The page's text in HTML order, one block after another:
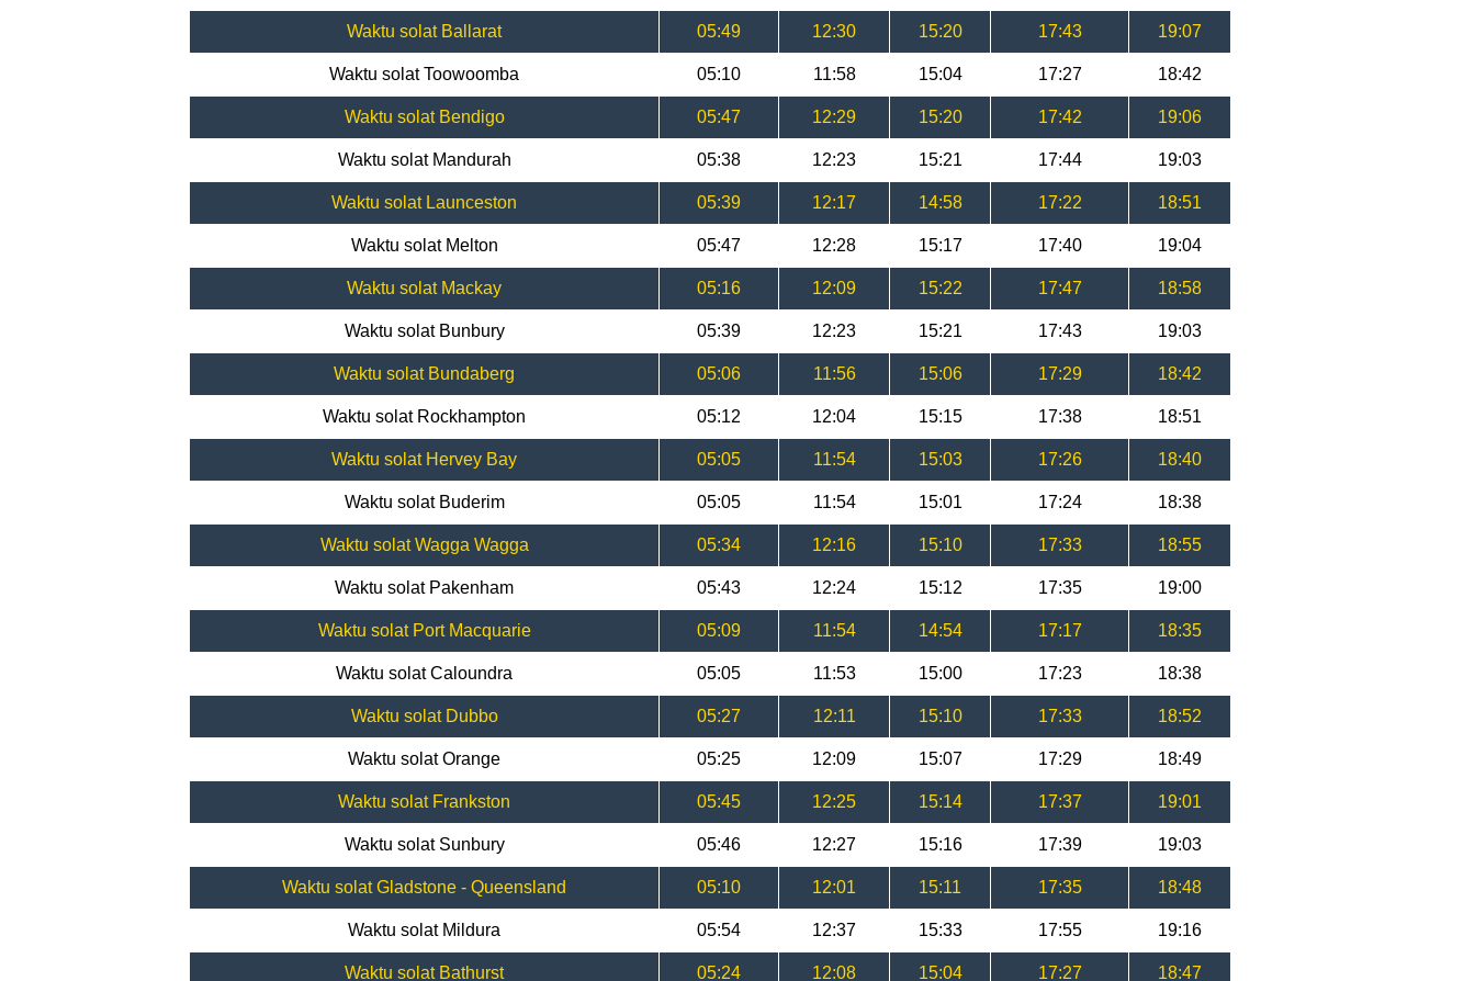
Waktu solat Ballarat 05:49 12:30 15:20 17:43 19:07
Waktu solat Toowoomba 05:10 11:58 15:04 17:27 18:42
Waktu solat Bendigo 05:47 12:29 15:20 17:42 19:06
Waktu solat Mandurah 05:38 12:23 15:21 17:44 19:03
Waktu solat Launceston 05:39 12:17 14:58 17:22 18:51
Waktu solat Melton 05:47 12:28 15:17 17:40 19:04
Waktu solat Mackay 05:16 12:09 15:22 17:47 18:58
Waktu solat Bunbury 05:39 12:23 15:21 17:43 19:03
Waktu solat Bundaberg 05:06 11:56 15:06 17:29 18:42
Waktu solat Rockhampton 05:12 12:04 15:15 17:38 18:51
Waktu solat Hervey Bay 05:05 11:54 15:03 17:26 18:40
Waktu solat Buderim 05:05 11:54 15:01 17:24 18:38
Waktu solat Wagga Wagga 05:34 12:16 15:10 17:33 18:55
Waktu solat Pakenham 05:43 12:24 15:12 17:35 19:00
Waktu solat Port Macquarie 05:09 11:54 14:54 17:17 18:35
Waktu solat Caloundra 05:05 11:53 15:00 17:23 18:38
Waktu solat Dubbo 05:27 12:11 15:10 17:33 18:52
Waktu solat Orange 05:25 12:09 15:07 17:29 18:49
Waktu solat Frankston 05:45 12:25 15:14 17:37 19:01
Waktu solat Sunbury 05:46 12:27 15:16 17:39 19:03
Waktu solat Gladstone - Queensland 05:10 12:01 15:11 17:35 18:48
Waktu solat Mildura 05:54 12:37 15:33 17:55 19:16
Waktu solat Bathurst 05:24 12:08 15:04 17:27 18:47